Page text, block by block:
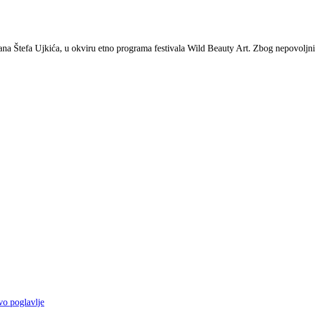
Štefa Ujkića, u okviru etno programa festivala Wild Beauty Art. Zbog
poglavlje